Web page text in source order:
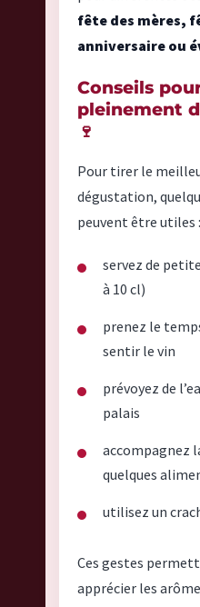
fête des mères,
anniversaire ou
Conseils
pleinement
🍷
Pour tirer le
dégustation,
peuvent être utiles :
servez de
à 10 cl)
prenez le
sentir le vin
prévoyez de
palais
accompagnez
quelques
utilisez un
Ces gestes
apprécier les